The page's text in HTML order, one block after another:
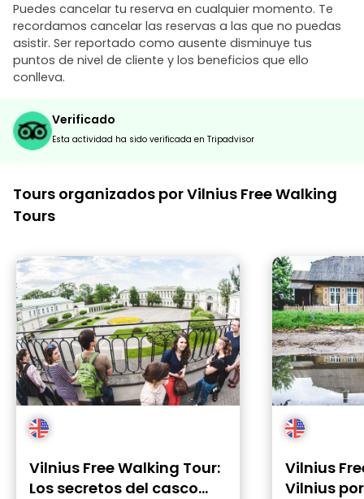
Puedes cancelar tu reserva en cualquier momento. Te
recordamos cancelar las reservas a las que no puedas
asistir. Ser reportado como ausente disminuye tus
puntos de nivel de cliente y los beneficios que ello
conlleva.
Verificado
Esta actividad ha sido verificada en Tripadvisor
Tours organizados por Vilnius Free Walking
Tours
Vilnius Free Walking Tour:
Los secretos del casco
Vilnius
Vilnius